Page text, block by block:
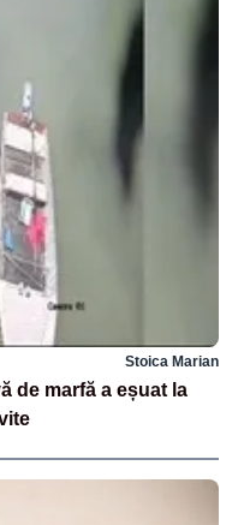
Stoica Marian
de marfă a eșuat la